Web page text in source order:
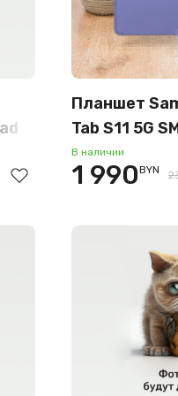
Планшет
Tab S11 5G
12GB/128GB
В наличии
1 990BYN